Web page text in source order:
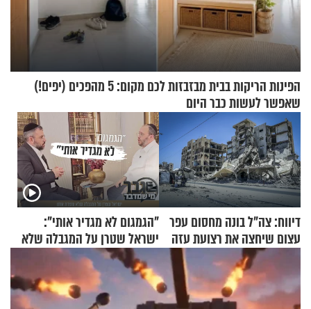
הפינות הריקות בבית מבזבזות לכם מקום: 5 מהפכים (יפים!)
שאפשר לעשות כבר היום
דיווח: צה"ל בונה מחסום עפר
עצום שיחצה את רצועת עזה
"הגמגום לא מגדיר אותי":
ישראל שטרן על המגבלה שלא
עוצרת אותו